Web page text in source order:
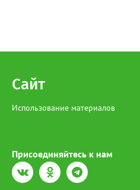
Сайт
Использование материалов
Присоединяйтесь к нам